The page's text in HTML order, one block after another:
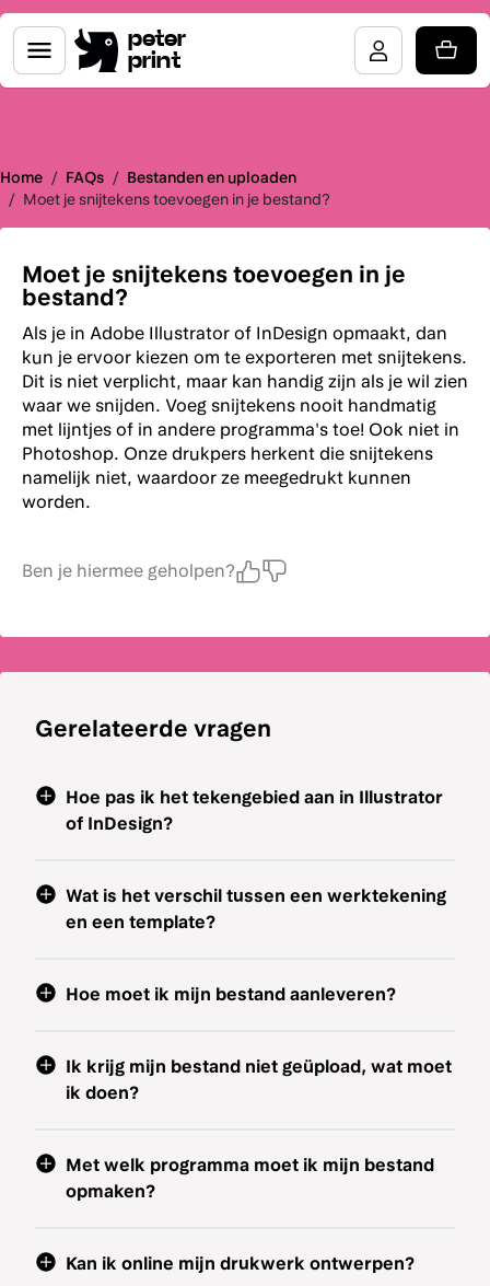
peter
print
Home / FAQs / Bestanden en uploaden
/ Moet je snijtekens toevoegen in je bestand?
Moet je snijtekens toevoegen in je
bestand?
Als je in Adobe Illustrator of InDesign opmaakt, dan
kun je ervoor kiezen om te exporteren met snijtekens.
Dit is niet verplicht, maar kan handig zijn als je wil zien
waar we snijden. Voeg snijtekens nooit handmatig
met lijntjes of in andere programma's toe! Ook niet in
Photoshop. Onze drukpers herkent die snijtekens
namelijk niet, waardoor ze meegedrukt kunnen
worden.
Ben je hiermee geholpen?
Gerelateerde vragen
Hoe pas ik het tekengebied aan in Illustrator
of InDesign?
Wat is het verschil tussen een werktekening
en een template?
Hoe moet ik mijn bestand aanleveren?
Ik krijg mijn bestand niet geüpload, wat moet
ik doen?
Met welk programma moet ik mijn bestand
opmaken?
Kan ik online mijn drukwerk ontwerpen?